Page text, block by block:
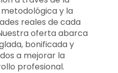
y la
reales de cada
oferta abarca
bonificada y
a mejorar la
profesional.